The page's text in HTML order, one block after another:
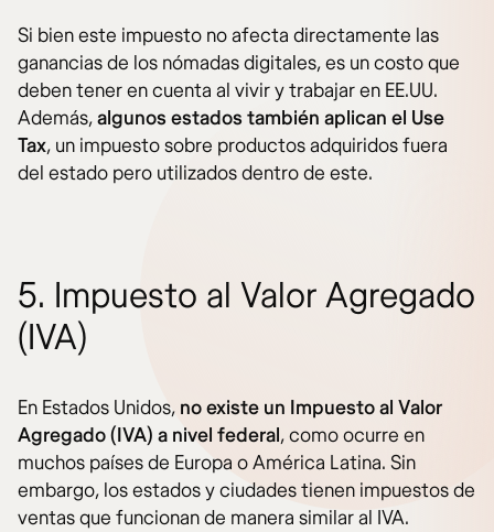
Si bien este impuesto no afecta directamente las
ganancias de los nómadas digitales, es un costo que
deben tener en cuenta al vivir y trabajar en EE.UU.
Además,algunos estados también aplican el Use
Tax, un impuesto sobre productos adquiridos fuera
del estado pero utilizados dentro de este.
5. Impuesto al Valor Agregado
(IVA)
En Estados Unidos, no existe un Impuesto al Valor
Agregado (IVA) a nivel federal, como ocurre en
muchos países de Europa o América Latina. Sin
embargo, los estados y ciudades tienen impuestos de
ventas que funcionan de manera similar al IVA.